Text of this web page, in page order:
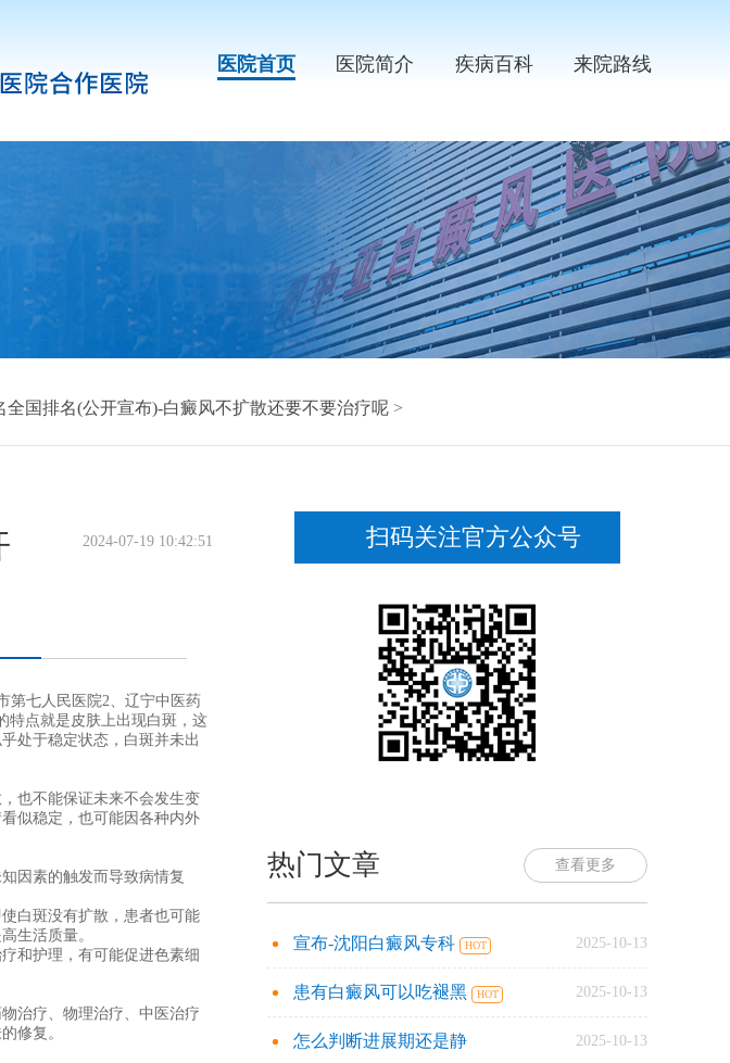
医院首页 医院简介 疾病百科 来院路线
国排名(公开宣布)-白癜风不扩散还要不要治疗呢 >
2024-07-19 10:42:51
七人民医院2、辽宁中医药
特点就是皮肤上出现白斑，这
处于稳定状态，白斑并未出
也不能保证未来不会发生变
似稳定，也可能因各种内外
因素的触发而导致病情复
白斑没有扩散，患者也可能
生活质量。
和护理，有可能促进色素细
治疗、物理治疗、中医治疗
修复。
扫码关注官方公众号
热门文章 查看更多
宣布-沈阳白癜风专科 2025-10-13
患有白癜风可以吃褪黑 2025-10-13
怎么判断进展期还是静 2025-10-13